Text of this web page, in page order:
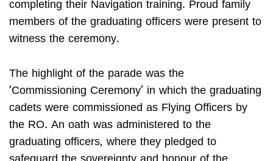
completing their Navigation training. Proud family
members of the graduating officers were present to
witness the ceremony.
The highlight of the parade was the
‘Commissioning Ceremony’ in which the graduating
cadets were commissioned as Flying Officers by
the RO. An oath was administered to the
graduating officers, where they pledged to